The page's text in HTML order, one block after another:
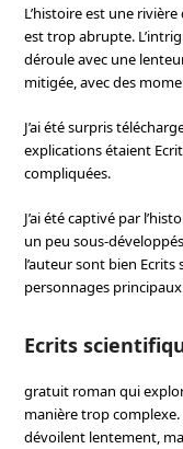
L’histoire est une
est trop abrupte.
déroule avec une
mitigée, avec des
J’ai été surpris
explications étaient
compliquées.
J’ai été captivé par
un peu sous-
l’auteur sont bien
personnages
Ecrits
gratuit roman qui
manière trop
dévoilent lentement,